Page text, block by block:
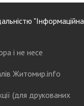
"Інформаційна
і не несе
Житомир.info
(для друкованих